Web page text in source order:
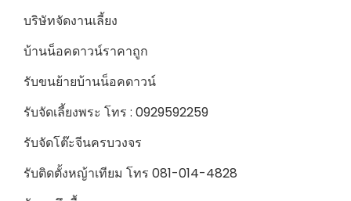
บริษัทจัดงานเลี้ยง
บ้านน็อคดาวน์ราคาถูก
รับขนย้ายบ้านน็อคดาวน์
รับจัดเลี้ยงพระ โทร : 0929592259
รับจัดโต๊ะจีนครบวงจร
รับติดตั้งหญ้าเทียม โทร 081-014-4828